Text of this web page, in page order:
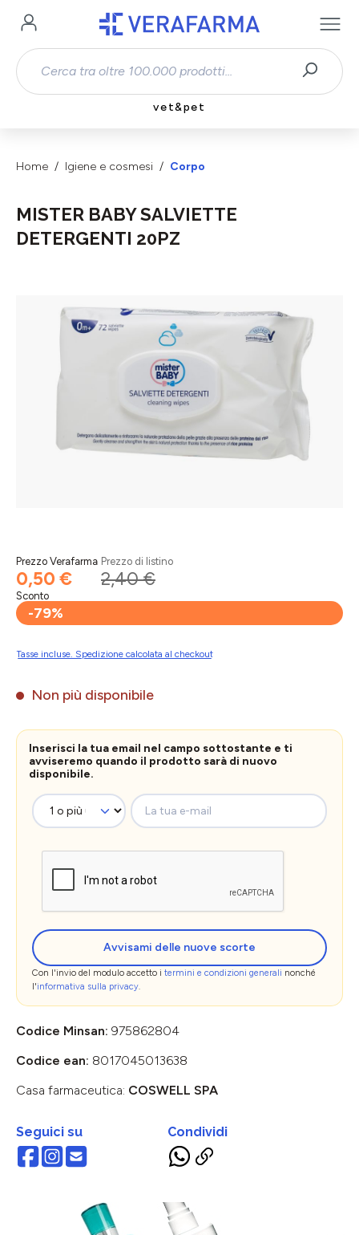
Passa al contenuto principale
vet&pet
Home Igiene e cosmesi Corpo
MISTER BABY SALVIETTE
DETERGENTI 20PZ
Prezzo Verafarma
0,50 €
Prezzo di listino
2,40 €
Sconto
-79%
Tasse incluse. Spedizione calcolata al checkout
Non più disponibile
Inserisci la tua email nel campo sottostante e ti
avviseremo quando il prodotto sarà di nuovo
disponibile.
La tua e-mail
Avvisami delle nuove scorte
Con l'invio del modulo accetto i termini e condizioni generali nonché
l'informativa sulla privacy.
Codice Minsan: 975862804
Codice ean: 8017045013638
Casa farmaceutica: COSWELL SPA
Seguici su Condividi